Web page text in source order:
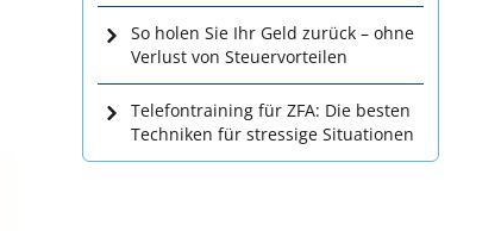
So holen Sie Ihr Geld zurück – ohne
Verlust von Steuervorteilen
Telefontraining für ZFA: Die besten
Techniken für stressige Situationen